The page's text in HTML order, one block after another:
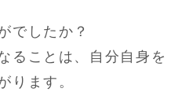
でしたか？
ることは、自分自身を
ります。